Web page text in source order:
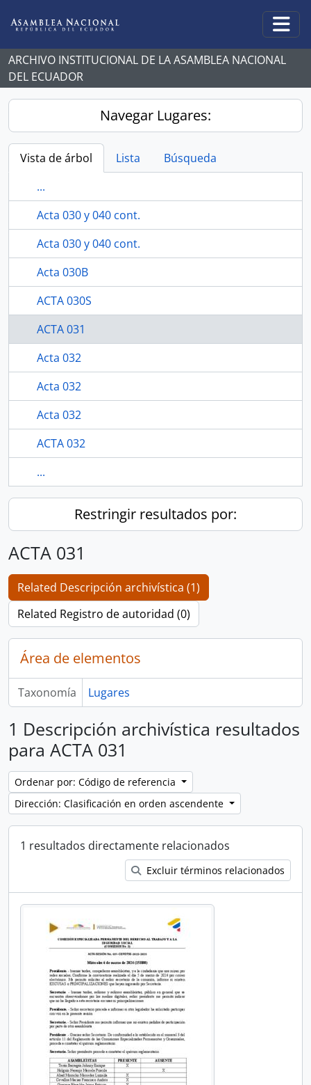
ARCHIVO INSTITUCIONAL DE LA ASAMBLEA NACIONAL
DEL ECUADOR
Navegar Lugares:
Vista de árbol Lista
Búsqueda
...
Acta 030 y 040 cont.
Acta 030 y 040 cont.
Acta 030B
ACTA 030S
ACTA 031
Acta 032
Acta 032
Acta 032
ACTA 032
...
Restringir resultados por:
ACTA 031
Related Descripción archivística (1)
Related Registro de autoridad (0)
Área de elementos
Taxonomía Lugares
1 Descripción archivística resultados
para ACTA 031
Ordenar por: Código de referencia
Dirección: Clasificación en orden ascendente
1 resultados directamente relacionados
Excluir términos relacionados